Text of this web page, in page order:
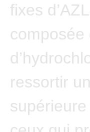
fixes
composée
ressortir